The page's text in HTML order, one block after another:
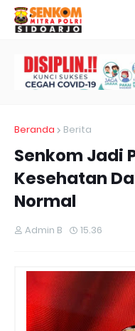
Beranda Berita
Senkom Jadi
Kesehatan
Normal
Admin B 15.36